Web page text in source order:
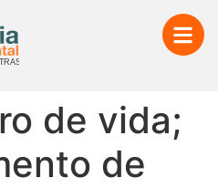
de vida;
de